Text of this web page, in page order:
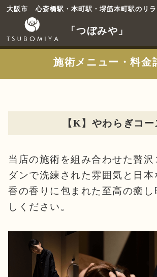
コ
ン
ス
大阪市 心斎橋駅・本町駅・堺筋本町駅のリラ
「つぼみや」
施術メニュー・料金
【K】やわらぎコー
当店の施術を組み合わせた贅沢
ダンで洗練された雰囲気と日本
香の香りに包まれた至高の癒
しください。